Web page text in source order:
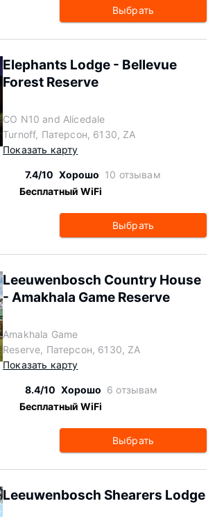
Выбрать
Elephants Lodge - Bellevue
Forest Reserve
CO N10 and Alicedale
Turnoff, Патерсон, 6130, ZA
Показать карту
7.4/10 Хорошо 10 отзывам
Бесплатный WiFi
Выбрать
Leeuwenbosch Country House
- Amakhala Game Reserve
Amakhala Game
Reserve, Патерсон, 6130, ZA
Показать карту
8.4/10 Хорошо 6 отзывам
Бесплатный WiFi
Выбрать
Leeuwenbosch Shearers Lodge